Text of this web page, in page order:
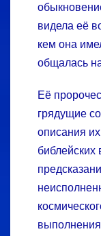
видела её
кем она
общалась
Её
грядущие
описания
библейских